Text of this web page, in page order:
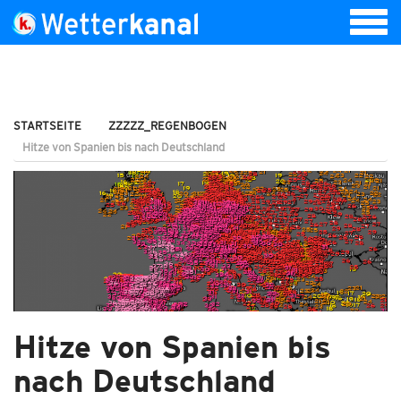
STARTSEITE
ZZZZZ_REGENBOGEN
Hitze von Spanien bis nach Deutschland
Hitze von Spanien bis
nach Deutschland